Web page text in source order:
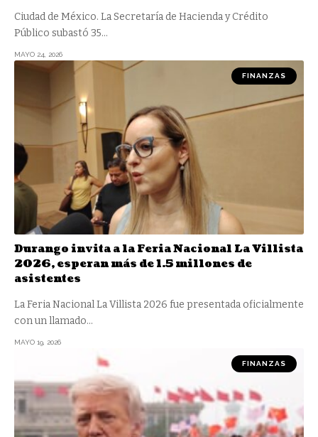
Ciudad de México. La Secretaría de Hacienda y Crédito
Público subastó 35…
MAYO 24, 2026
FINANZAS
Durango invita a la Feria Nacional La Villista
2026, esperan más de 1.5 millones de
asistentes
La Feria Nacional La Villista 2026 fue presentada oficialmente
con un llamado…
MAYO 19, 2026
FINANZAS